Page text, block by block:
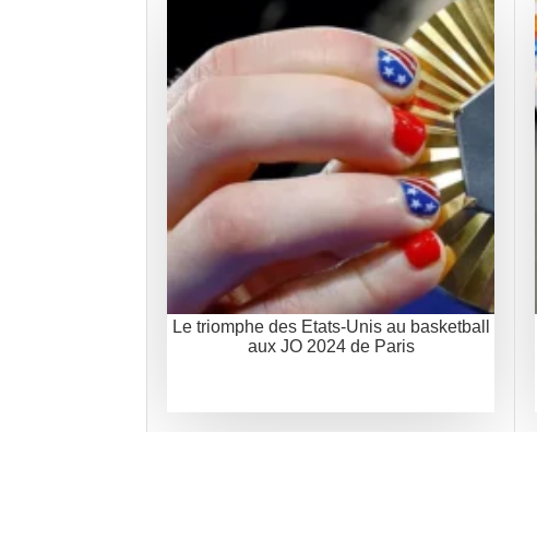
Le triomphe des Etats-Unis au basketball
aux JO 2024 de Paris